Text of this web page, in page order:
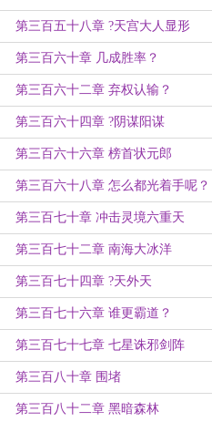
第三百五十八章 ?天宫大人显形
第三百六十章 几成胜率？
第三百六十二章 弃权认输？
第三百六十四章 ?阴谋阳谋
第三百六十六章 榜首状元郎
第三百六十八章 怎么都光着手呢？
第三百七十章 冲击灵境六重天
第三百七十二章 南海大冰洋
第三百七十四章 ?天外天
第三百七十六章 谁更霸道？
第三百七十七章 七星诛邪剑阵
第三百八十章 围堵
第三百八十二章 黑暗森林